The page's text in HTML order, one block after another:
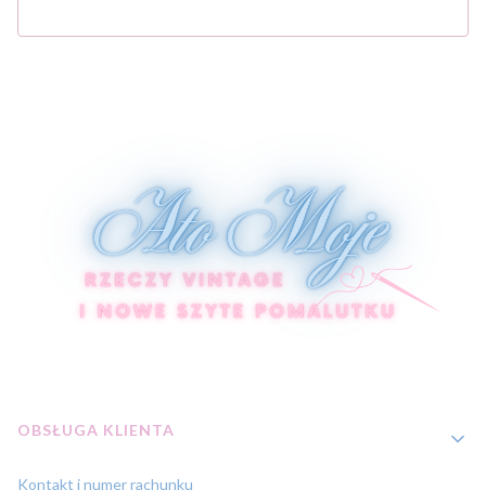
Linki w stopce
OBSŁUGA KLIENTA
Kontakt i numer rachunku